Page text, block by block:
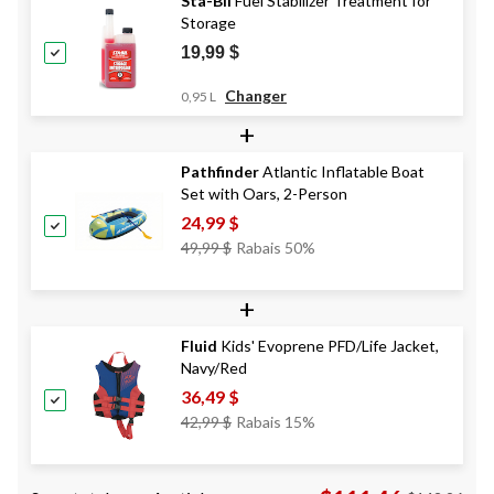
Storage
19,99 $
0,95 L Changer
+
PathfinderAtlantic Inflatable Boat
Set with Oars, 2-Person
24,99 $
49,99 $ Prix
Rabais 50%
+
Fluid Kids' Evoprene PFD/Life Jacket,
Navy/Red
36,49 $
42,99 $ Prix
Rabais 15%